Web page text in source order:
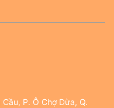
P. Ô Chợ Dừa, Q.